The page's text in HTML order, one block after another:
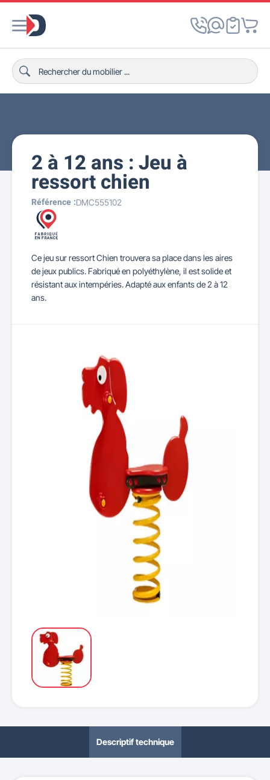
2 à 12 ans : Jeu à
ressort chien
Référence :DMC555102
Ce jeu sur ressort Chien trouvera sa place dans les aires
de jeux publics. Fabriqué en polyéthylène, il est solide et
résistant aux intempéries. Adapté aux enfants de 2 à 12
ans.
Descriptif technique